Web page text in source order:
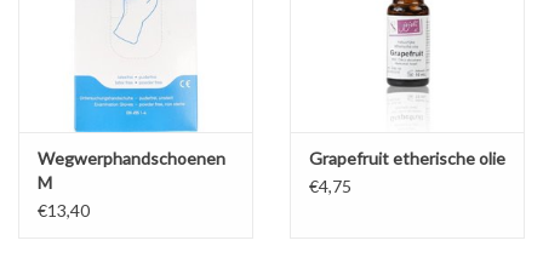
Wegwerphandschoenen
M
€13,40
Grapefruit etherische olie
€4,75